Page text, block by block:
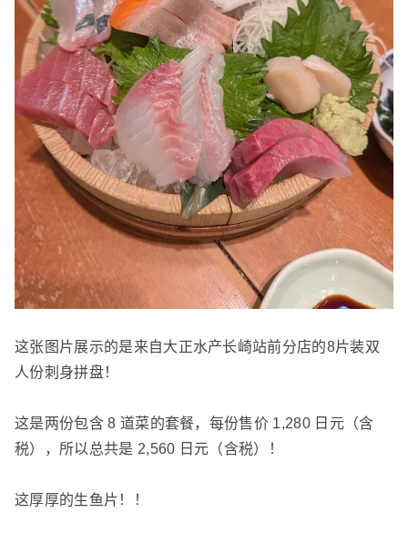
这张图片展示的是来自大正水产长崎站前分店的8片装双
人份刺身拼盘！
这是两份包含 8 道菜的套餐，每份售价 1,280 日元（含
税），所以总共是 2,560 日元（含税）！
这厚厚的生鱼片！！